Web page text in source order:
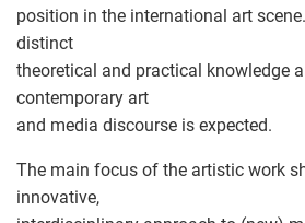
position in the international art
distinct
theoretical and practical knowledge
contemporary art
and media discourse is expected.
The main focus of the artistic work
innovative,